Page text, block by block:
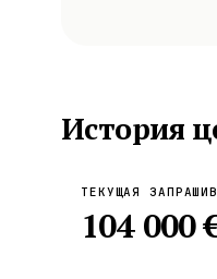
История
ТЕКУЩАЯ
104 000